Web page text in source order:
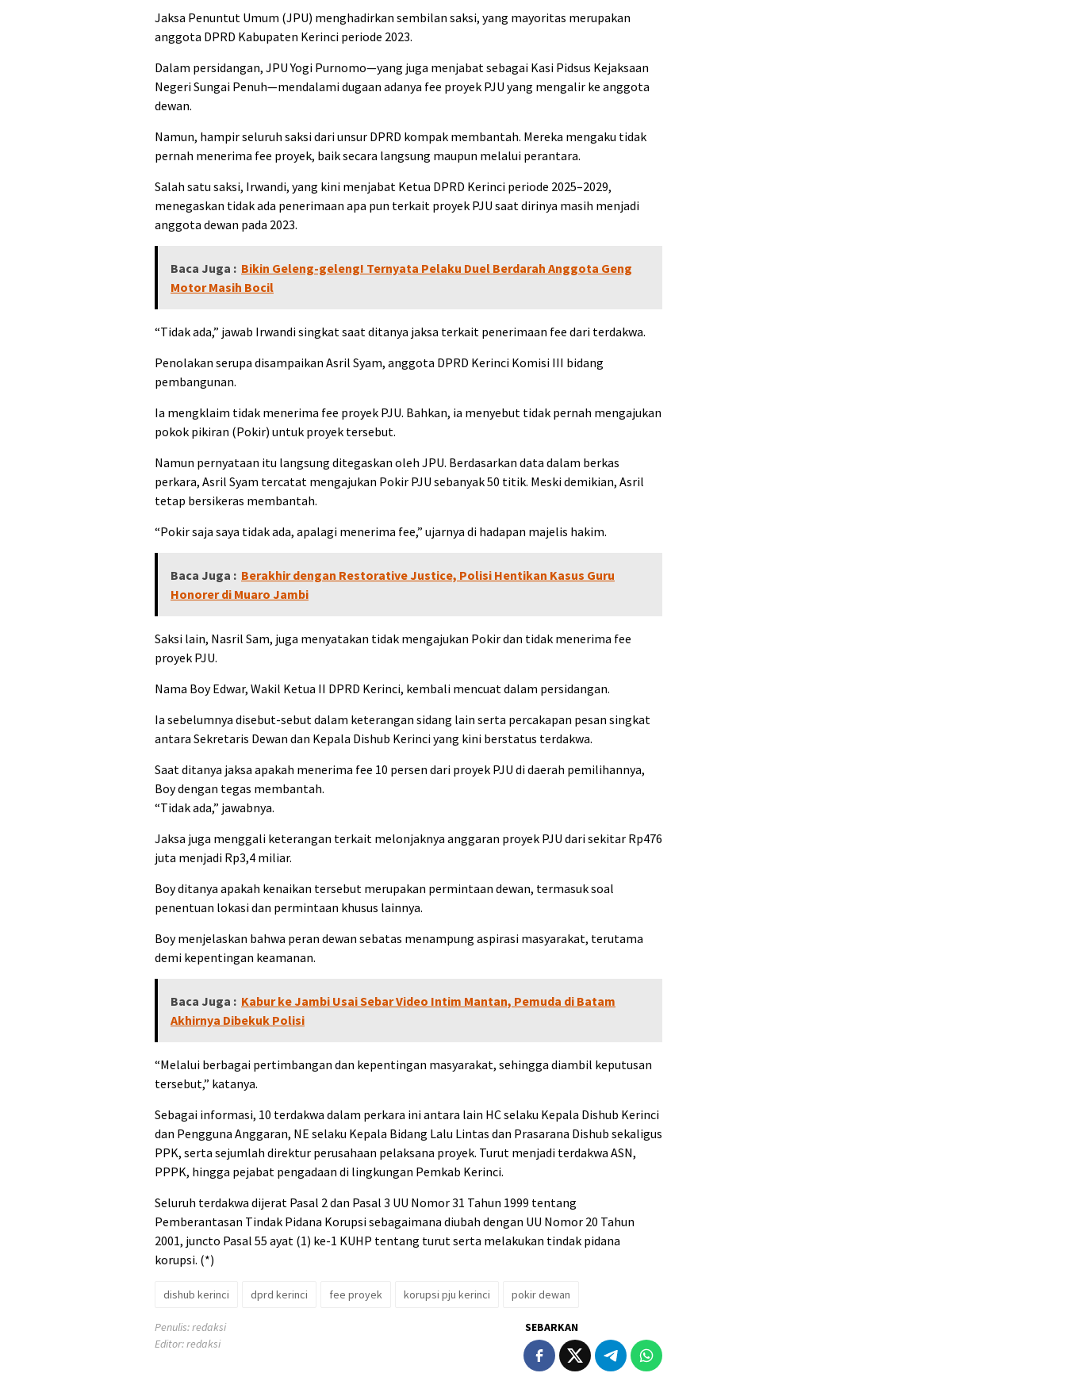
Jaksa Penuntut Umum (JPU) menghadirkan sembilan saksi, yang mayoritas merupakan
anggota DPRD Kabupaten Kerinci periode 2023.
Dalam persidangan, JPU Yogi Purnomo—yang juga menjabat sebagai Kasi Pidsus Kejaksaan
Negeri Sungai Penuh—mendalami dugaan adanya fee proyek PJU yang mengalir ke anggota
dewan.
Namun, hampir seluruh saksi dari unsur DPRD kompak membantah. Mereka mengaku tidak
pernah menerima fee proyek, baik secara langsung maupun melalui perantara.
Salah satu saksi, Irwandi, yang kini menjabat Ketua DPRD Kerinci periode 2025–2029,
menegaskan tidak ada penerimaan apa pun terkait proyek PJU saat dirinya masih menjadi
anggota dewan pada 2023.
Baca Juga : Bikin Geleng-geleng! Ternyata Pelaku Duel Berdarah Anggota Geng
Motor Masih Bocil
“Tidak ada,” jawab Irwandi singkat saat ditanya jaksa terkait penerimaan fee dari terdakwa.
Penolakan serupa disampaikan Asril Syam, anggota DPRD Kerinci Komisi III bidang
pembangunan.
Ia mengklaim tidak menerima fee proyek PJU. Bahkan, ia menyebut tidak pernah mengajukan
pokok pikiran (Pokir) untuk proyek tersebut.
Namun pernyataan itu langsung ditegaskan oleh JPU. Berdasarkan data dalam berkas
perkara, Asril Syam tercatat mengajukan Pokir PJU sebanyak 50 titik. Meski demikian, Asril
tetap bersikeras membantah.
“Pokir saja saya tidak ada, apalagi menerima fee,” ujarnya di hadapan majelis hakim.
Baca Juga : Berakhir dengan Restorative Justice, Polisi Hentikan Kasus Guru
Honorer di Muaro Jambi
Saksi lain, Nasril Sam, juga menyatakan tidak mengajukan Pokir dan tidak menerima fee
proyek PJU.
Nama Boy Edwar, Wakil Ketua II DPRD Kerinci, kembali mencuat dalam persidangan.
Ia sebelumnya disebut-sebut dalam keterangan sidang lain serta percakapan pesan singkat
antara Sekretaris Dewan dan Kepala Dishub Kerinci yang kini berstatus terdakwa.
Saat ditanya jaksa apakah menerima fee 10 persen dari proyek PJU di daerah pemilihannya,
Boy dengan tegas membantah.
“Tidak ada,” jawabnya.
Jaksa juga menggali keterangan terkait melonjaknya anggaran proyek PJU dari sekitar Rp476
juta menjadi Rp3,4 miliar.
Boy ditanya apakah kenaikan tersebut merupakan permintaan dewan, termasuk soal
penentuan lokasi dan permintaan khusus lainnya.
Boy menjelaskan bahwa peran dewan sebatas menampung aspirasi masyarakat, terutama
demi kepentingan keamanan.
Baca Juga : Kabur ke Jambi Usai Sebar Video Intim Mantan, Pemuda di Batam
Akhirnya Dibekuk Polisi
“Melalui berbagai pertimbangan dan kepentingan masyarakat, sehingga diambil keputusan
tersebut,” katanya.
Sebagai informasi, 10 terdakwa dalam perkara ini antara lain HC selaku Kepala Dishub Kerinci
dan Pengguna Anggaran, NE selaku Kepala Bidang Lalu Lintas dan Prasarana Dishub sekaligus
PPK, serta sejumlah direktur perusahaan pelaksana proyek. Turut menjadi terdakwa ASN,
PPPK, hingga pejabat pengadaan di lingkungan Pemkab Kerinci.
Seluruh terdakwa dijerat Pasal 2 dan Pasal 3 UU Nomor 31 Tahun 1999 tentang
Pemberantasan Tindak Pidana Korupsi sebagaimana diubah dengan UU Nomor 20 Tahun
2001, juncto Pasal 55 ayat (1) ke-1 KUHP tentang turut serta melakukan tindak pidana
korupsi. (*)
dishub kerinci dprd kerinci fee proyek korupsi pju kerinci pokir dewan
Penulis: redaksi
Editor: redaksi
SEBARKAN